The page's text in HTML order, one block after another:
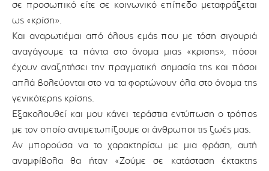
σε προσωπικό είτε σε κοινωνικό επίπεδο μεταφράζεται
ως «κρίση».
Και αναρωτιέμαι από όλους εμάς που με τόση σιγουριά
αναγάγουμε τα πάντα στο όνομα μιας «κρισης», πόσοι
έχουν αναζητήσει την πραγματική σημασία της και πόσοι
απλά βολεύονται στο να τα φορτώνουν όλα στο όνομα της
γενικότερης κρίσης.
Εξακολουθεί και μου κάνει τεράστια εντύπωση ο τρόπος
με τον οποίο αντιμετωπίζουμε οι άνθρωποι τις ζωές μας.
Αν μπορούσα να το χαρακτηρίσω με μια φράση, αυτή
αναμφίβολα θα ήταν «Ζούμε σε κατάσταση έκτακτης